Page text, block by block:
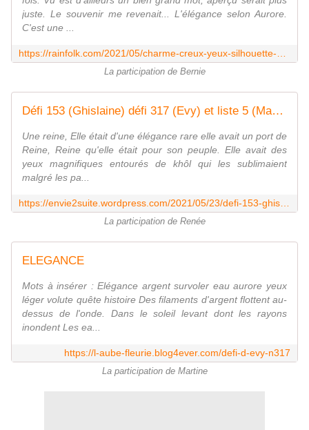
juste. Le souvenir me revenait... L'élégance selon Aurore.
C'est une ...
La participation de Bernie
Défi 153 (Ghislaine) défi 317 (Evy) et liste 5 (Marie-Lise et &)
Une reine, Elle était d'une élégance rare elle avait un port de
Reine, Reine qu'elle était pour son peuple. Elle avait des
yeux magnifiques entourés de khôl qui les sublimaient
malgré les pa...
La participation de Renée
ELEGANCE
Mots à insérer : Elégance argent survoler eau aurore yeux
léger volute quête histoire Des filaments d'argent flottent au-
dessus de l'onde. Dans le soleil levant dont les rayons
inondent Les ea...
https://l-aube-fleurie.blog4ever.com/defi-d-evy-n317
La participation de Martine